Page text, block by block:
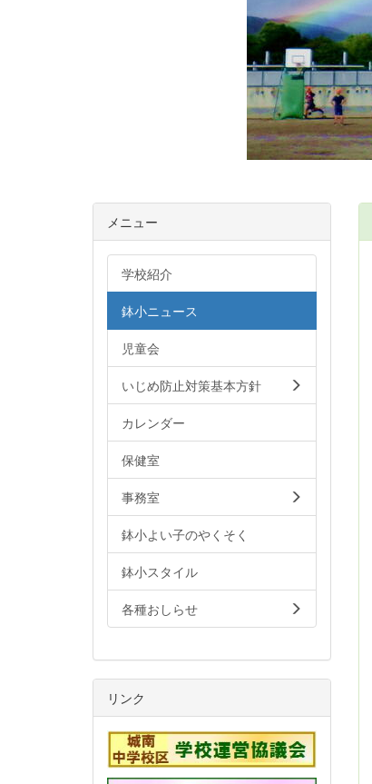
メニュー
学校紹介
鉢小ニュース
児童会
いじめ防止対策基本方針
カレンダー
保健室
事務室
鉢小よい子のやくそく
鉢小スタイル
各種おしらせ
リンク